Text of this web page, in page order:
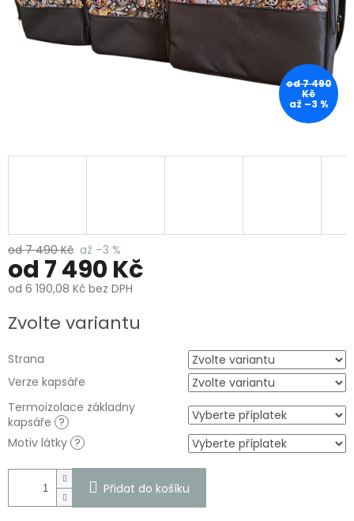
od 7 490
Kč
až –3 %
od 7 490 Kč až –3 %
od 7 490 Kč
od 6 190,08 Kč bez DPH
cena:
Zvolte variantu
Strana
Verze kapsáře
Termoizolace základny
kapsáře ?
Motiv látky ?
Přidat do košíku